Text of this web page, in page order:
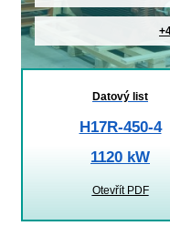
Datový list
H17R-450-4
1120 kW
Otevřít PDF